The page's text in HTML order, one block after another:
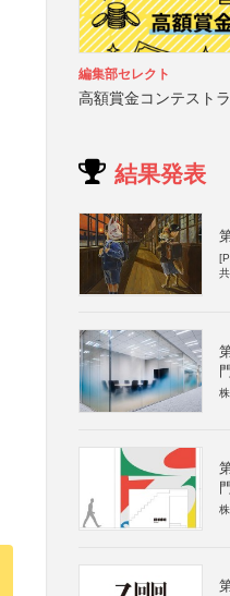
編集部セレクト
高額賞金コンテスト
結果発表